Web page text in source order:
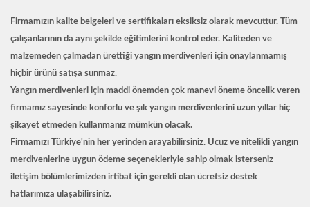
Firmamızın kalite belgeleri ve sertifikaları eksiksiz olarak mevcuttur. Tüm
çalışanlarının da aynı şekilde eğitimlerini kontrol eder. Kaliteden ve
malzemeden çalmadan ürettiği yangın merdivenleri için onaylanmamış
hiçbir ürünü satışa sunmaz.
Yangın merdivenleri için maddi önemden çok manevi öneme öncelik veren
firmamız sayesinde konforlu ve şık yangın merdivenlerini uzun yıllar hiç
şikayet etmeden kullanmanız mümkün olacak.
Firmamızı Türkiye'nin her yerinden arayabilirsiniz. Ucuz ve nitelikli yangın
merdivenlerine uygun ödeme seçenekleriyle sahip olmak isterseniz
iletişim bölümlerimizden irtibat için gerekli olan ücretsiz destek
hatlarımıza ulaşabilirsiniz.